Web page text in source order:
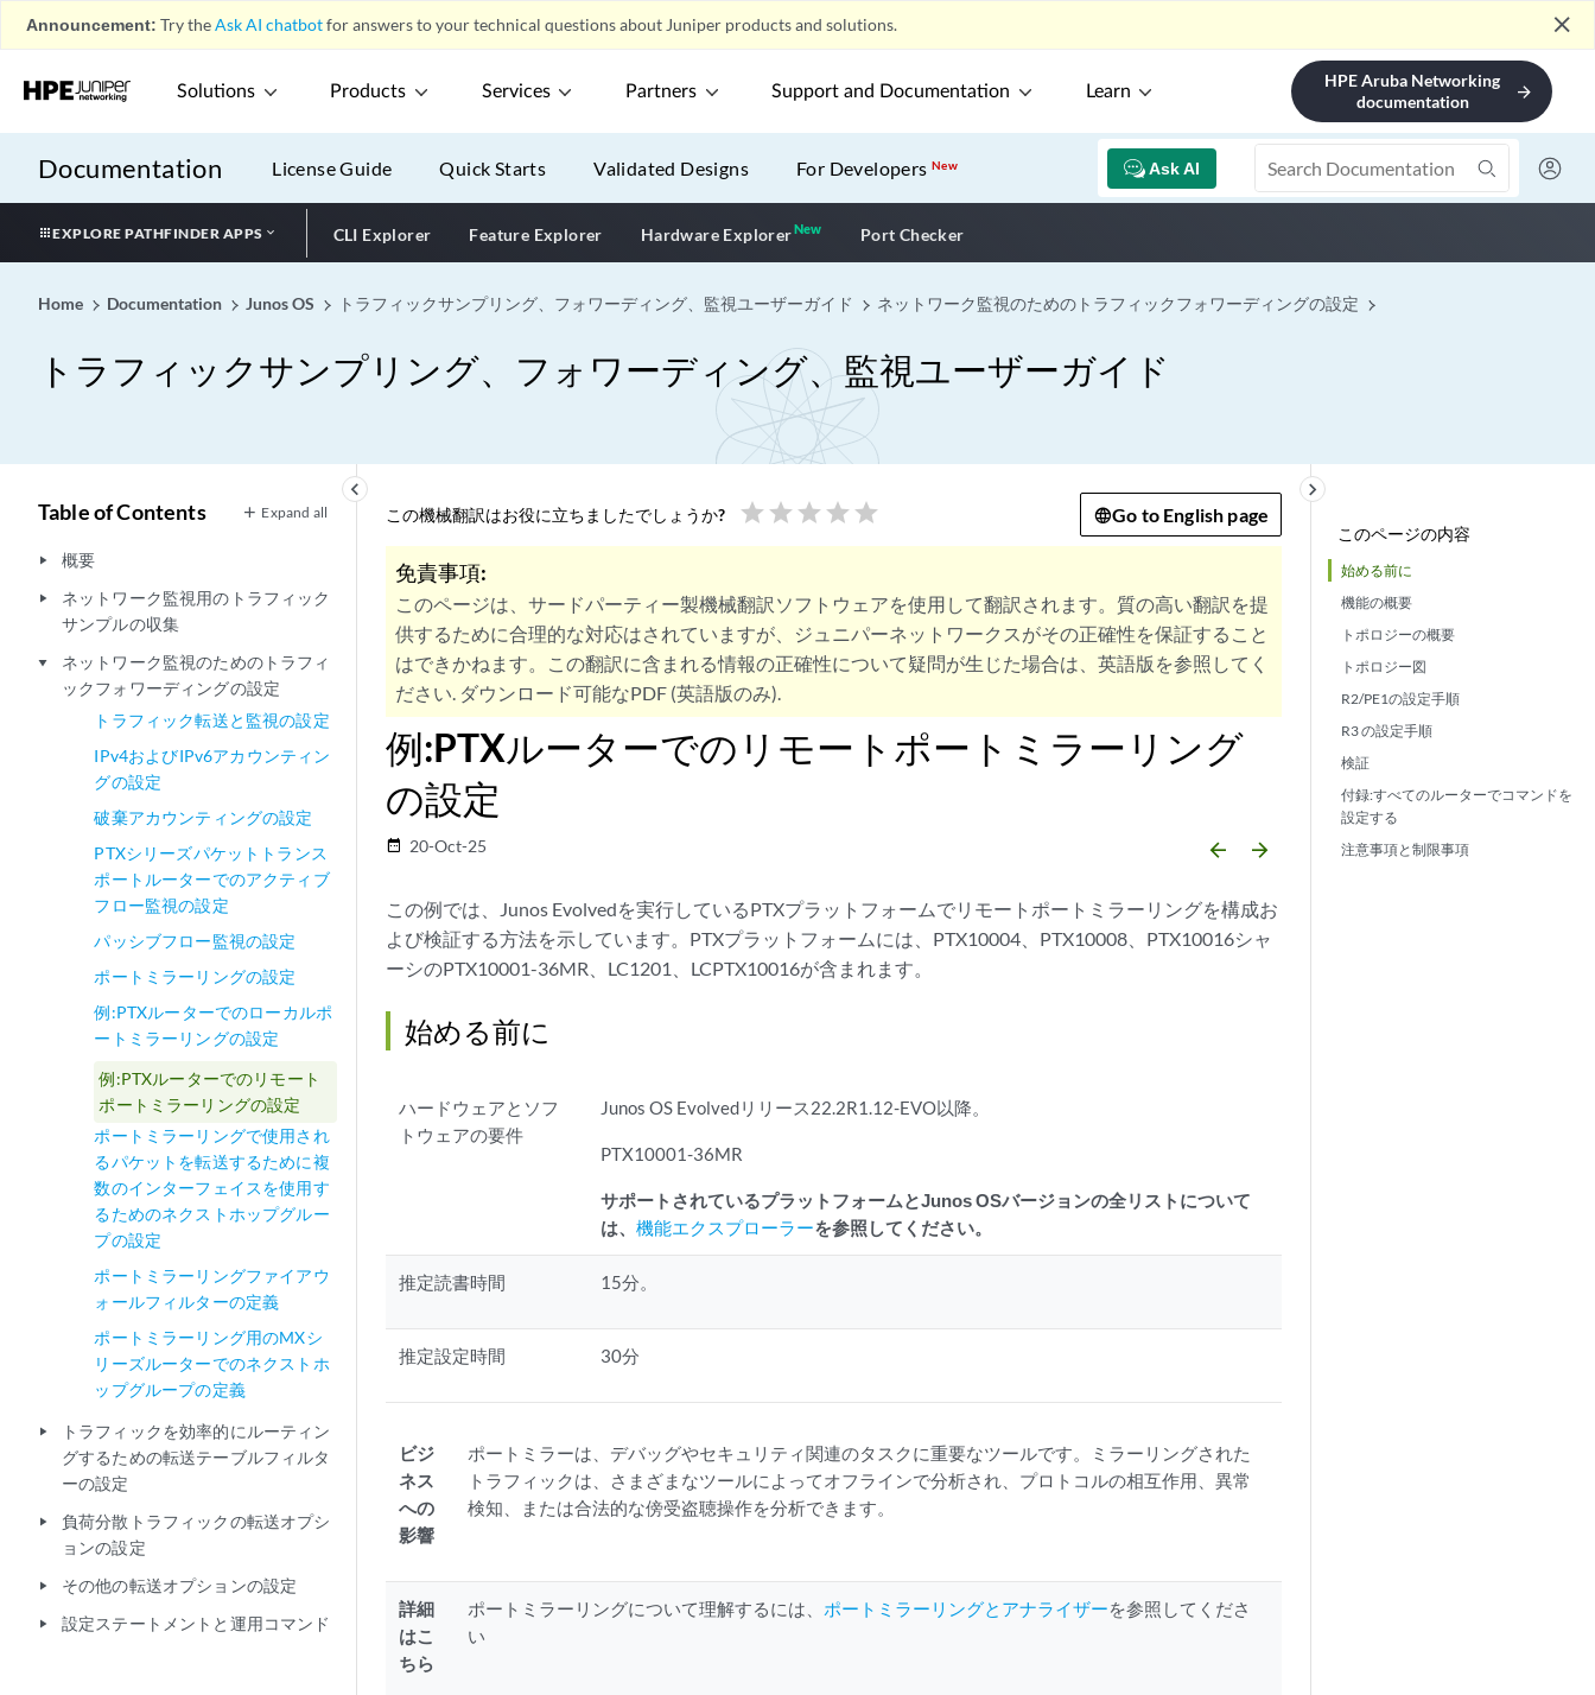
Announcement: Try theAsk AI chatbotfor answers to your technical questions about Juniper products and solutions. close
Solutions Products Services Partners Support and Documentation Learn
HPE Aruba Networking
documentation
arrow_forward
Documentation Ask AI
License Guide Quick Starts Validated Designs For DevelopersNew
EXPLORE PATHFINDER APPS CLI Explorer Feature Explorer Hardware ExplorerNewNew application
Port Checker
Home Documentation Junos OS トラフィックサンプリング、フォワーディング、監視ユーザーガイド ネットワーク監視のためのトラフィックフォワーディングの設定
トラフィックサンプリング、フォワーディング、監視ユーザーガイド
keyboard_arrow_left
Table of Contents Expand all
play_arrow 概要
play_arrow
ネットワーク監視用のトラフィック
サンプルの収集
play_arrow
ネットワーク監視のためのトラフィ
ックフォワーディングの設定
トラフィック転送と監視の設定
IPv4およびIPv6アカウンティン
グの設定
破棄アカウンティングの設定
PTXシリーズパケットトランス
ポートルーターでのアクティブ
フロー監視の設定
パッシブフロー監視の設定
ポートミラーリングの設定
例:PTXルーターでのローカルポ
ートミラーリングの設定
例:PTXルーターでのリモート
ポートミラーリングの設定
ポートミラーリングで使用され
るパケットを転送するために複
数のインターフェイスを使用す
るためのネクストホップグルー
プの設定
ポートミラーリングファイアウ
ォールフィルターの定義
ポートミラーリング用のMXシ
リーズルーターでのネクストホ
ップグループの定義
play_arrow
トラフィックを効率的にルーティン
グするための転送テーブルフィルタ
ーの設定
play_arrow
負荷分散トラフィックの転送オプシ
ョンの設定
play_arrow その他の転送オプションの設定
play_arrow 設定ステートメントと運用コマンド
このページの内容
始める前に
機能の概要
トポロジーの概要
トポロジー図
R2/PE1の設定手順
R3 の設定手順
検証
付録:すべてのルーターでコマンドを
設定する
注意事項と制限事項
keyboard_arrow_right
この機械翻訳はお役に立ちましたでしょうか? star star star star star Go to English page
免責事項:
このページは、サードパーティー製機械翻訳ソフトウェアを使用して翻訳されます。質の高い翻訳を提
供するために合理的な対応はされていますが、ジュニパーネットワークスがその正確性を保証すること
はできかねます。この翻訳に含まれる情報の正確性について疑問が生じた場合は、英語版を参照してく
ださい. ダウンロード可能なPDF (英語版のみ).
例:PTXルーターでのリモートポートミラーリング
の設定
date_range 20-Oct-25 arrow_backward arrow_forward
この例では、Junos Evolvedを実行しているPTXプラットフォームでリモートポートミラーリングを構成お
よび検証する方法を示しています。PTXプラットフォームには、PTX10004、PTX10008、PTX10016シャ
ーシのPTX10001-36MR、LC1201、LCPTX10016が含まれます。
始める前に
ハードウェアとソフ
トウェアの要件
Junos OS Evolvedリリース22.2R1.12-EVO以降。
PTX10001-36MR
サポートされているプラットフォームとJunos OSバージョンの全リストについて
は、機能エクスプローラーを参照してください。
推定読書時間 15分。
推定設定時間 30分
ビジ
ネス
への
影響
ポートミラーは、デバッグやセキュリティ関連のタスクに重要なツールです。ミラーリングされた
トラフィックは、さまざまなツールによってオフラインで分析され、プロトコルの相互作用、異常
検知、または合法的な傍受盗聴操作を分析できます。
詳細
はこ
ちら
ポートミラーリングについて理解するには、 ポートミラーリングとアナライザーを参照してくださ
い